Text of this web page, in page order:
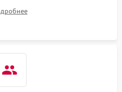
проверка термостата и
с электронного дисплея.